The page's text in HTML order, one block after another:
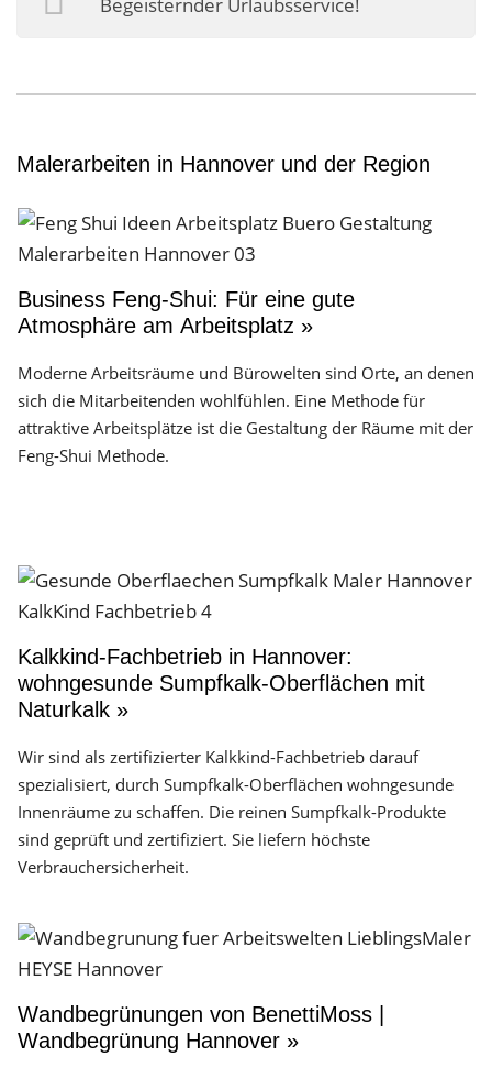
Heyse Lifestyle
Malerarbeiten in Hannover und der Region
Business Feng-Shui: Für eine gute
Atmosphäre am Arbeitsplatz »
Moderne Arbeitsräume und Bürowelten sind Orte, an denen
sich die Mitarbeitenden wohlfühlen. Eine Methode für
attraktive Arbeitsplätze ist die Gestaltung der Räume mit der
Feng-Shui Methode.
Kalkkind-Fachbetrieb in Hannover:
wohngesunde Sumpfkalk-Oberflächen mit
Naturkalk »
Wir sind als zertifizierter Kalkkind-Fachbetrieb darauf
spezialisiert, durch Sumpfkalk-Oberflächen wohngesunde
Innenräume zu schaffen. Die reinen Sumpfkalk-Produkte
sind geprüft und zertifiziert. Sie liefern höchste
Verbrauchersicherheit.
Wandbegrünungen von BenettiMoss |
Wandbegrünung Hannover »